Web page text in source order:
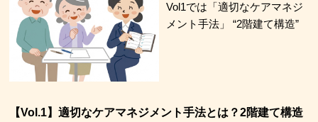
Vol1では「適切なケアマネジ
メント手法」 “2階建て構造”
【Vol.1】適切なケアマネジメント手法とは？2階建て構造